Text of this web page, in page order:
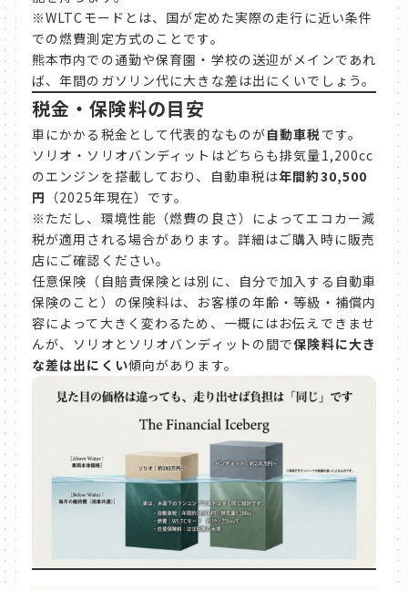
※WLTCモードとは、国が定めた実際の走行に近い条件
での燃費測定方式のことです。
熊本市内での通勤や保育園・学校の送迎がメインであれ
ば、年間のガソリン代に大きな差は出にくいでしょう。
税金・保険料の目安
車にかかる税金として代表的なものが自動車税です。
ソリオ・ソリオバンディットはどちらも排気量1,200cc
のエンジンを搭載しており、自動車税は年間約30,500
円 （2025年現在）です。
※ただし、環境性能（燃費の良さ）によってエコカー減
税が適用される場合があります。詳細はご購入時に販売
店にご確認ください。
任意保険（自賠責保険とは別に、自分で加入する自動車
保険のこと）の保険料は、お客様の年齢・等級・補償内
容によって大きく変わるため、一概にはお伝えできませ
んが、ソリオとソリオバンディットの間で保険料に大き
な差は出にくい傾向があります。